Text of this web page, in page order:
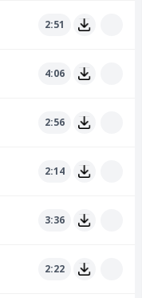
2:51
4:06
2:56
2:14
3:36
2:22